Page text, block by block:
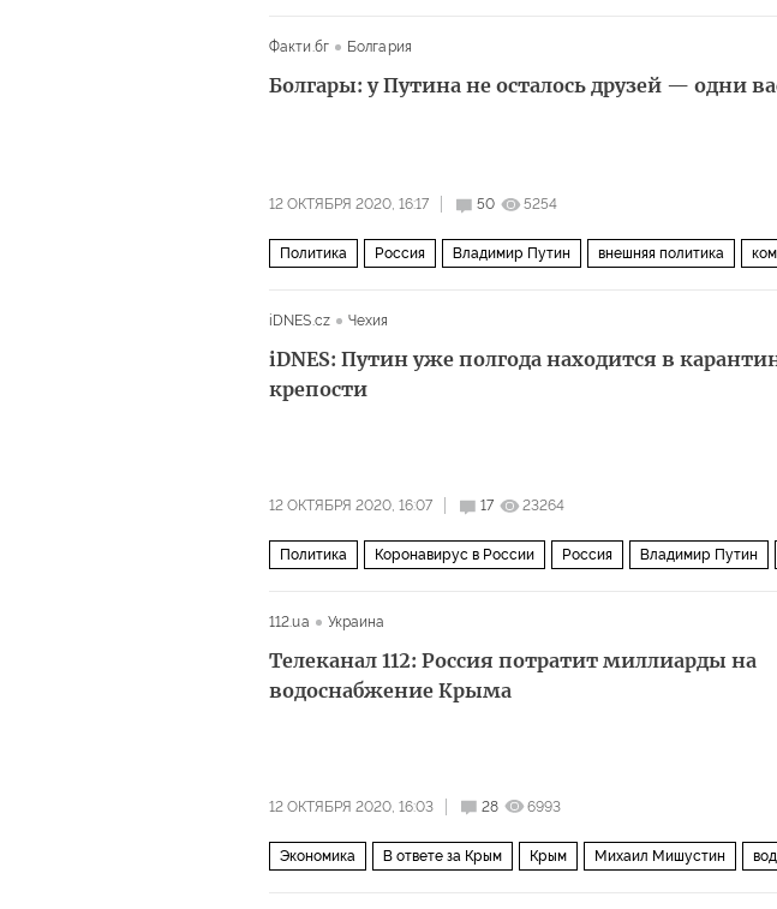
Факти.бг
Болгария
Болгары: у Путина не осталось друзей — одни
12 ОКТЯБРЯ 2020, 16:17 50 5254
Политика Россия Владимир Путин внешняя политика
iDNES.cz
Чехия
iDNES: Путин уже полгода находится в
крепости
12 ОКТЯБРЯ 2020, 16:07 17 23264
Политика Коронавирус в России Россия Владимир Путин
112.ua
Украина
Телеканал 112: Россия потратит миллиарды на
водоснабжение Крыма
12 ОКТЯБРЯ 2020, 16:03 28 6993
Экономика В ответе за Крым Крым Михаил Мишустин